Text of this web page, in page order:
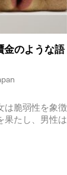
金のような語
は脆弱性を象徴
果たし、男性は